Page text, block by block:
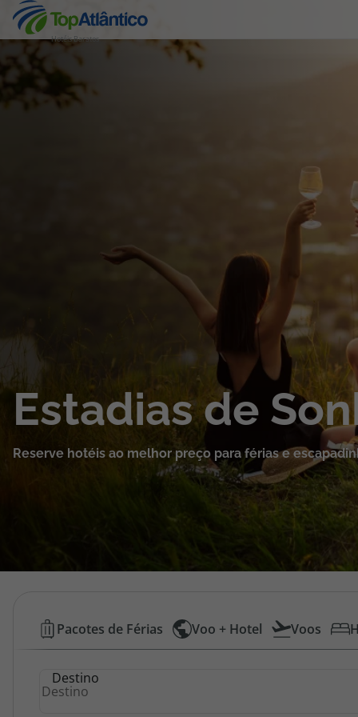
Hotéis Baratos
Destinos
Pacotes de Férias
Cruzeiros
Promoções
Área de Cliente
Estadias de
Reserve hotéis ao melhor preço para férias e
Hotéis
Baratos
Pacotes de Férias Voo + Hotel Voos
Destino